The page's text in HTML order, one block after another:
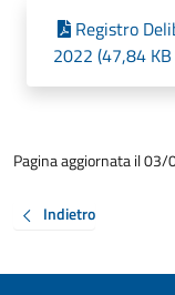
Registro
2022 (47,84
Pagina aggiornata il
Indietro